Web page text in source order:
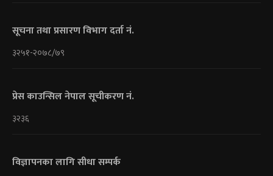
सूचना तथा प्रसारण विभाग दर्ता नं.
३२५१-२०७८/७९
प्रेस काउन्सिल नेपाल सूचीकरण नं.
३२३६
विज्ञापनका लागि सीधा सम्पर्क